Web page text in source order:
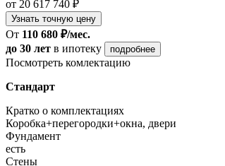
от 20 617 740 ₽
Узнать точную цену
От 110 680 ₽/мес.
до 30 лет в ипотеку подробнее
Посмотреть комлектацию
Стандарт
Кратко о комплектациях
Коробка+перегородки+окна, двери
Фундамент
есть
Стены